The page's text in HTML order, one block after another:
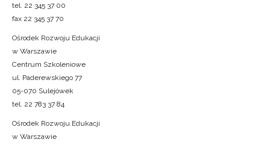
tel. 22 345 37 00
fax 22 345 37 70
Ośrodek Rozwoju Edukacji
w Warszawie
Centrum Szkoleniowe
ul. Paderewskiego 77
05-070 Sulejówek
tel. 22 783 37 84
Ośrodek Rozwoju Edukacji
w Warszawie